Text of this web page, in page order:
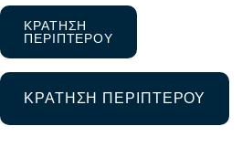
ΚΡΑΤΗΣΗ
ΠΕΡΙΠΤΕΡΟΥ
ΚΡΑΤΗΣΗ ΠΕΡΙΠΤΕΡΟΥ
ΤΙΜΗΤΙΚΗ